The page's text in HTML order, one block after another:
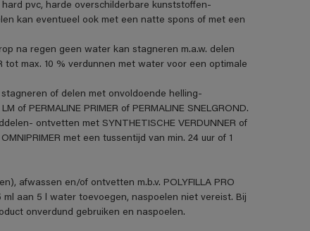
pvc, harde overschilderbare kunststoffen-
kan eventueel ook met een natte spons of met een
na regen geen water kan stagneren m.a.w. delen
tot max. 10 % verdunnen met water voor een optimale
of delen met onvoldoende helling-
of PERMALINE PRIMER of PERMALINE SNELGROND.
ontvetten met SYNTHETISCHE VERDUNNER of
met een tussentijd van min. 24 uur of 1
afwassen en/of ontvetten m.b.v. POLYFILLA PRO
aan 5 l water toevoegen, naspoelen niet vereist. Bij
onverdund gebruiken en naspoelen.